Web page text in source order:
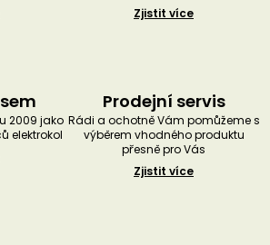
Zjistit více
2009 jako
elektrokol
Prodejní servis
Rádi a ochotně Vám pomůžeme s
výběrem vhodného produktu
přesně pro Vás
Zjistit více